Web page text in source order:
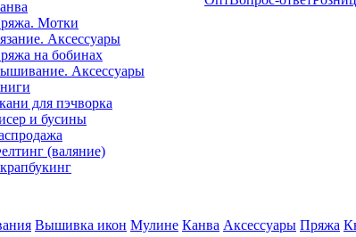
Мотки
Аксессуары
на бобинах
Аксессуары
для пэчворка
и бусины
(валяние)
Вышивка икон Мулине Канва Аксессуары Пряжа